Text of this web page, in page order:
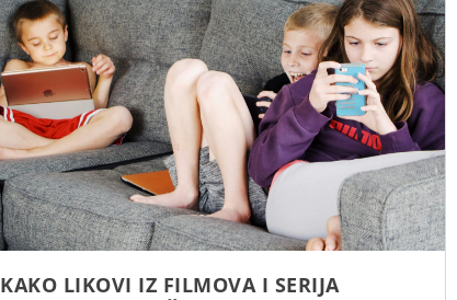
KAKO LIKOVI IZ FILMOVA I SERIJA